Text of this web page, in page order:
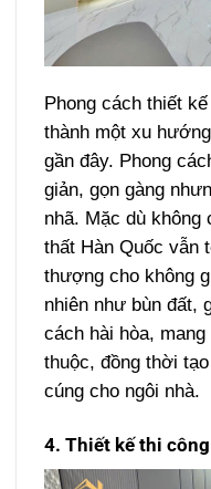
Phong cách thiết
thành một xu
gần đây. Phong
giản, gọn gàng
nhã. Mặc dù không
thất Hàn Quốc vẫn
thượng cho không
nhiên như bùn đất,
cách hài hòa,
thuộc, đồng thời
cúng cho ngôi nhà.
4. Thiết kế thi